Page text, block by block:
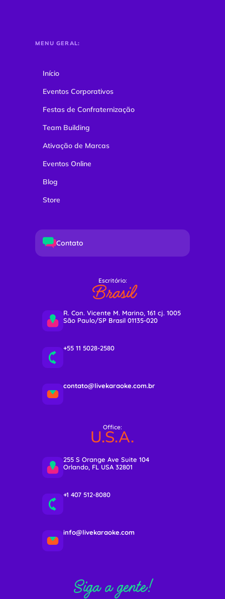
MENU GERAL:
Início
Eventos Corporativos
Festas de Confraternização
Team Building
Ativação de Marcas
Eventos Online
Blog
Store
Contato
Escritório:
Brasil
R. Con. Vicente M. Marino, 161 cj. 1005
São Paulo/SP Brasil 01135-020
+55 11 5028-2580
contato@livekaraoke.com.br
Office:
U.S.A.
255 S Orange Ave Suite 104
Orlando, FL USA 32801
+1 407 512-8080
info@livekaraoke.com
Siga a gente!